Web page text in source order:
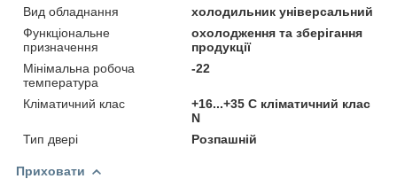
Вид обладнання
холодильник універсальний
Функціональне
призначення
охолодження та зберігання
продукції
Мінімальна робоча
температура
-22
Кліматичний клас
+16...+35 C кліматичний клас
N
Тип двері
Розпашній
Приховати